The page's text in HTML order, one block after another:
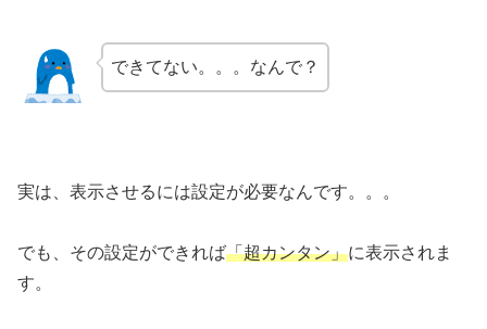
できてない。。。なんで？
実は、表示させるには設定が必要なんです。。。
でも、その設定ができれば「超カンタン」に表示されま
す。